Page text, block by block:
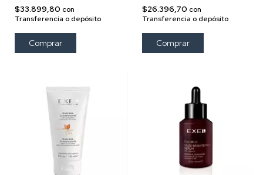
$33.899,80 con
Transferencia o depósito
$26.396,70 con
Transferencia o depósito